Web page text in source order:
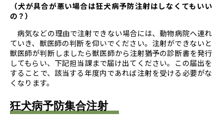
（犬が具合が悪い場合は狂犬病予防注射はしなくてもいい
の？）
病気などの理由で注射できない場合には、動物病院へ連れ
ていき、獣医師の判断を仰いでください。注射ができないと
獣医師が判断しましたら獣医師から注射猶予の診断書を発行
してもらい、下記担当課まで届け出てください。この届出を
することで、該当する年度内であれば注射を受ける必要がな
くなります。
狂犬病予防集合注射